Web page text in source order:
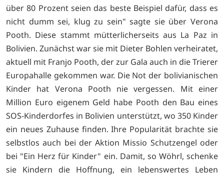
über 80 Prozent seien das beste Beispiel dafür, dass es
nicht dumm sei, klug zu sein" sagte sie über Verona
Pooth. Diese stammt mütterlicherseits aus La Paz in
Bolivien. Zunächst war sie mit Dieter Bohlen verheiratet,
aktuell mit Franjo Pooth, der zur Gala auch in die Trierer
Europahalle gekommen war. Die Not der bolivianischen
Kinder hat Verona Pooth nie vergessen. Mit einer
Million Euro eigenem Geld habe Pooth den Bau eines
SOS-Kinderdorfes in Bolivien unterstützt, wo 350 Kinder
ein neues Zuhause finden. Ihre Popularität brachte sie
selbstlos auch bei der Aktion Missio Schutzengel oder
bei "Ein Herz für Kinder" ein. Damit, so Wöhrl, schenke
sie Kindern die Hoffnung, ein lebenswertes Leben